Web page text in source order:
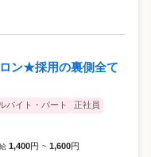
ン★採用の裏側全て
バイト・パート
正社員
1,400円 ~ 1,600円